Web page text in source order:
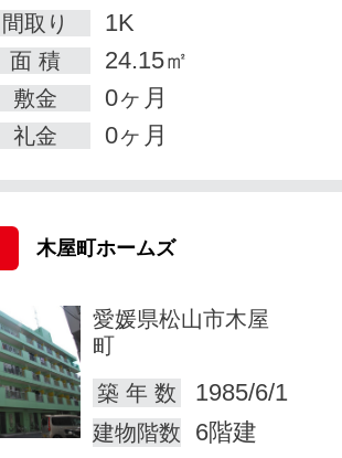
間取り
1K
面 積 24.15㎡
敷金 0ヶ月
礼金 0ヶ月
木屋町ホームズ
愛媛県松山市木屋
町
築 年 数
1985/6/1
建物階数 6階建